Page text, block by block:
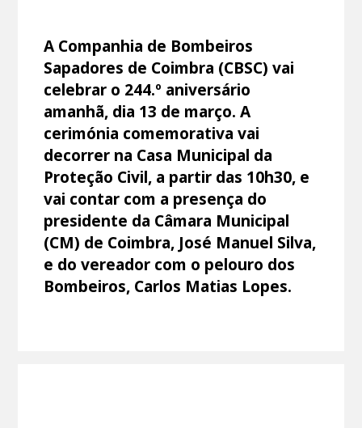
A Companhia de Bombeiros
Sapadores de Coimbra (CBSC) vai
celebrar o 244.º aniversário
amanhã, dia 13 de março. A
cerimónia comemorativa vai
decorrer na Casa Municipal da
Proteção Civil, a partir das 10h30, e
vai contar com a presença do
presidente da Câmara Municipal
(CM) de Coimbra, José Manuel Silva,
e do vereador com o pelouro dos
Bombeiros, Carlos Matias Lopes.